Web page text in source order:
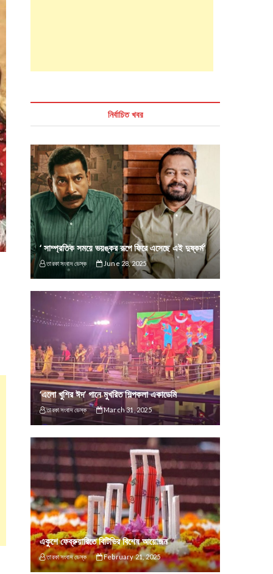
নির্বাচিত খবর
‘ সাম্প্রতিক সময়ে ভয়ঙ্কর রূপে ফিরে এসেছে এই দুষ্কর্ম’
তারকা সংবাদ ডেস্ক June 28, 2025
‘এলো খুশির ঈদ’ গানে মুখরিত শিল্পকলা একাডেমি
তারকা সংবাদ ডেস্ক March 31, 2025
একুশে ফেব্রুয়ারিতে বিটিভির বিশেষ আয়োজন
তারকা সংবাদ ডেস্ক February 21, 2025